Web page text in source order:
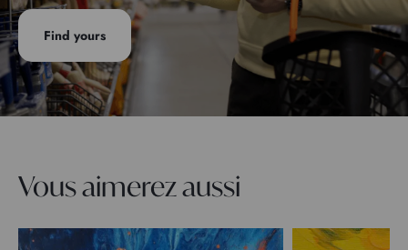
Find yours
Vous aimerez aussi